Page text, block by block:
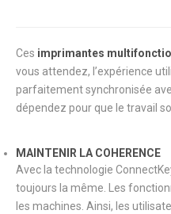
Ces imprimantes
vous attendez, l’expérience
parfaitement synchronisée
dépendez pour que le travail
MAINTENIR LA COHERENCE
Avec la technologie
toujours la même. Les
les machines. Ainsi, les